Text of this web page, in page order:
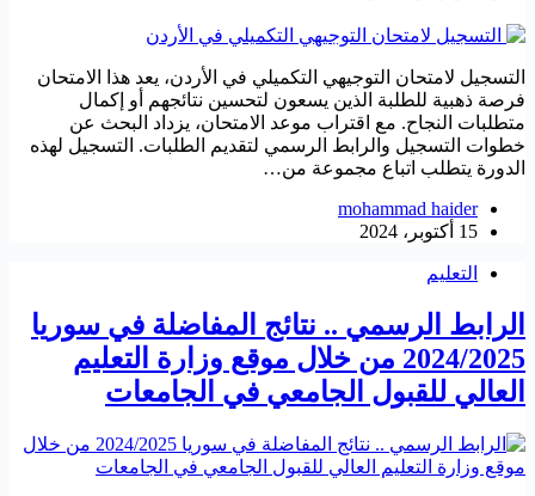
التسجيل لامتحان التوجيهي التكميلي في الأردن، يعد هذا الامتحان
فرصة ذهبية للطلبة الذين يسعون لتحسين نتائجهم أو إكمال
متطلبات النجاح. مع اقتراب موعد الامتحان، يزداد البحث عن
خطوات التسجيل والرابط الرسمي لتقديم الطلبات. التسجيل لهذه
الدورة يتطلب اتباع مجموعة من…
mohammad haider
15 أكتوبر، 2024
التعليم
الرابط الرسمي .. نتائج المفاضلة في سوريا
2024/2025 من خلال موقع وزارة التعليم
العالي للقبول الجامعي في الجامعات